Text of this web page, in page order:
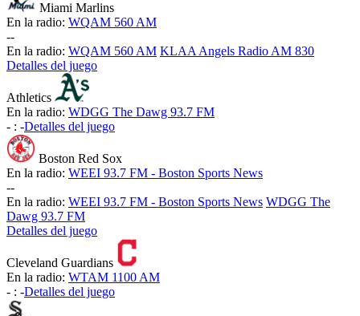
Miami Marlins
En la radio: WQAM 560 AM
--
En la radio: WQAM 560 AM KLAA Angels Radio AM 830
Detalles del juego
Athletics
En la radio: WDGG The Dawg 93.7 FM
- : -Detalles del juego
Boston Red Sox
En la radio: WEEI 93.7 FM - Boston Sports News
--
En la radio: WEEI 93.7 FM - Boston Sports News WDGG The
Dawg 93.7 FM
Detalles del juego
Cleveland Guardians
En la radio: WTAM 1100 AM
- : -Detalles del juego